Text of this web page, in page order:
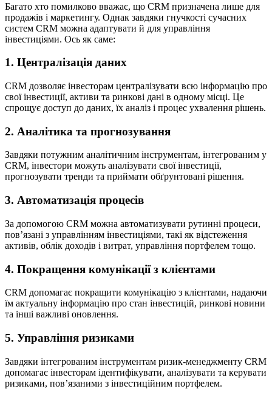
Багато хто помилково вважає, що CRM призначена лише для
продажів і маркетингу. Однак завдяки гнучкості сучасних
систем CRM можна адаптувати й для управління
інвестиціями. Ось як саме:
1. Централізація даних
CRM дозволяє інвесторам централізувати всю інформацію про
свої інвестиції, активи та ринкові дані в одному місці. Це
спрощує доступ до даних, їх аналіз і процес ухвалення рішень.
2. Аналітика та прогнозування
Завдяки потужним аналітичним інструментам, інтегрованим у
CRM, інвестори можуть аналізувати свої інвестиції,
прогнозувати тренди та приймати обґрунтовані рішення.
3. Автоматизація процесів
За допомогою CRM можна автоматизувати рутинні процеси,
пов’язані з управлінням інвестиціями, такі як відстеження
активів, облік доходів і витрат, управління портфелем тощо.
4. Покращення комунікації з клієнтами
CRM допомагає покращити комунікацію з клієнтами, надаючи
їм актуальну інформацію про стан інвестицій, ринкові новини
та інші важливі оновлення.
5. Управління ризиками
Завдяки інтегрованим інструментам ризик-менеджменту CRM
допомагає інвесторам ідентифікувати, аналізувати та керувати
ризиками, пов’язаними з інвестиційним портфелем.